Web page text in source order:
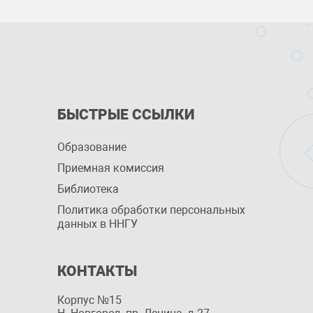
БЫСТРЫЕ ССЫЛКИ
Образование
Приемная комиссия
Библиотека
Политика обработки персональных
данных в ННГУ
КОНТАКТЫ
Корпус №15